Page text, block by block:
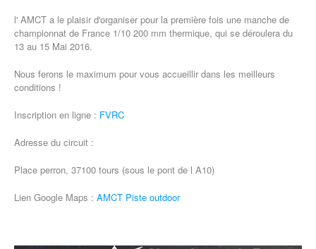
l' AMCT a le plaisir d'organiser pour la première fois une manche de
championnat de France 1/10 200 mm thermique, qui se déroulera du
13 au 15 Mai 2016.
Nous ferons le maximum pour vous accueillir dans les meilleurs
conditions !
Inscription en ligne : FVRC
Adresse du circuit :
Place perron, 37100 tours (sous le pont de l A10)
Lien Google Maps : AMCT Piste outdoor